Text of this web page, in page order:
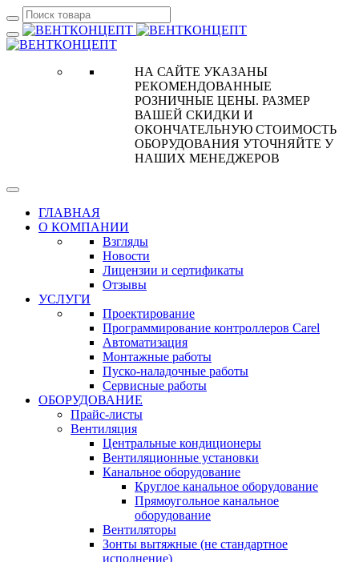
НА САЙТЕ УКАЗАНЫ
РЕКОМЕНДОВАННЫЕ
РОЗНИЧНЫЕ ЦЕНЫ. РАЗМЕР
ВАШЕЙ СКИДКИ И
ОКОНЧАТЕЛЬНУЮ СТОИМОСТЬ
ОБОРУДОВАНИЯ УТОЧНЯЙТЕ У
НАШИХ МЕНЕДЖЕРОВ
ГЛАВНАЯ
О КОМПАНИИ
Взгляды
Новости
Лицензии и сертификаты
Отзывы
УСЛУГИ
Проектирование
Программирование контроллеров Carel
Автоматизация
Монтажные работы
Пуско-наладочные работы
Сервисные работы
ОБОРУДОВАНИЕ
Прайс-листы
Вентиляция
Центральные кондиционеры
Вентиляционные установки
Канальное оборудование
Круглое канальное оборудование
Прямоугольное канальное
оборудование
Вентиляторы
Зонты вытяжные (не стандартное
исполнение)